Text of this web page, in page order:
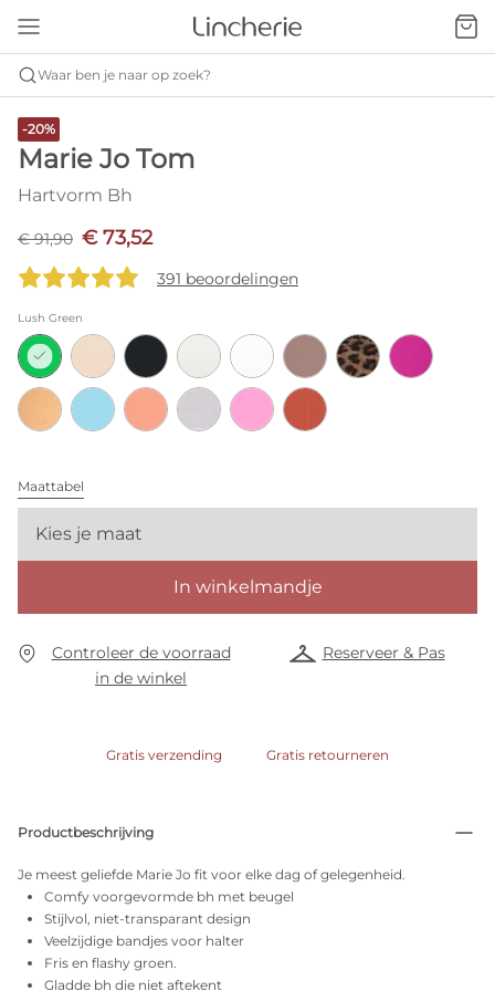
Waar ben je naar op zoek?
-20%
Marie Jo Tom
Hartvorm Bh
€ 91,90 € 73,52
391 beoordelingen
Lush Green
Maattabel
Kies je maat
In winkelmandje
Controleer de voorraad
in de winkel
Reserveer & Pas
Gratis verzending Gratis retourneren
Productbeschrijving
Je meest geliefde Marie Jo fit voor elke dag of gelegenheid.
Comfy voorgevormde bh met beugel
Stijlvol, niet-transparant design
Veelzijdige bandjes voor halter
Fris en flashy groen.
Gladde bh die niet aftekent